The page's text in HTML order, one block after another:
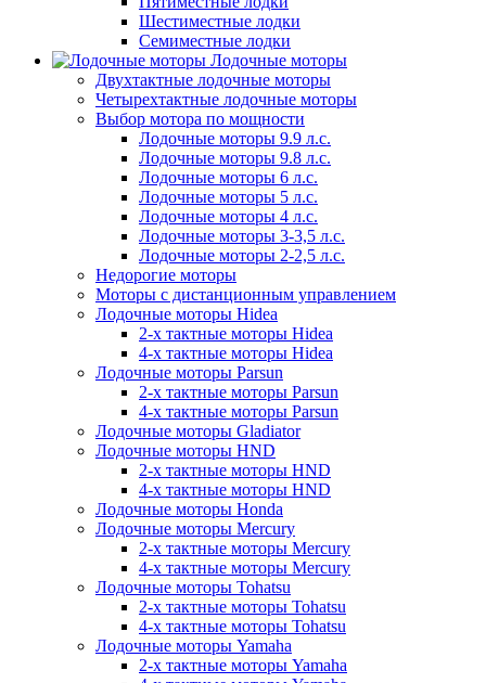
Шестиместные лодки
Семиместные лодки
Лодочные моторы
Двухтактные лодочные моторы
Четырехтактные лодочные моторы
Выбор мотора по мощности
Лодочные моторы 9.9 л.с.
Лодочные моторы 9.8 л.с.
Лодочные моторы 6 л.с.
Лодочные моторы 5 л.с.
Лодочные моторы 4 л.с.
Лодочные моторы 3-3,5 л.с.
Лодочные моторы 2-2,5 л.с.
Недорогие моторы
Моторы с дистанционным управлением
Лодочные моторы Hidea
2-х тактные моторы Hidea
4-х тактные моторы Hidea
Лодочные моторы Parsun
2-х тактные моторы Parsun
4-х тактные моторы Parsun
Лодочные моторы Gladiator
Лодочные моторы HND
2-х тактные моторы HND
4-х тактные моторы HND
Лодочные моторы Honda
Лодочные моторы Mercury
2-х тактные моторы Mercury
4-х тактные моторы Mercury
Лодочные моторы Tohatsu
2-х тактные моторы Tohatsu
4-х тактные моторы Tohatsu
Лодочные моторы Yamaha
2-х тактные моторы Yamaha